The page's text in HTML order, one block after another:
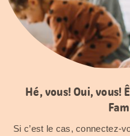
Hé, vous! Oui, vous!
Si c’est le cas, connectez-